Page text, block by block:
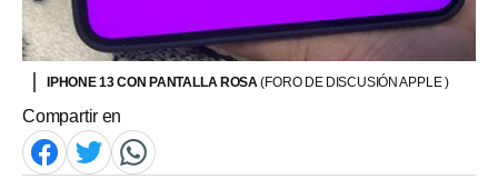
IPHONE 13 CON PANTALLA ROSA(FORO DE DISCUSIÓN APPLE )
Compartir en